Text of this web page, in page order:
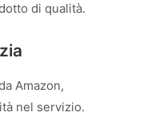
di qualità.
Amazon,
nel servizio.